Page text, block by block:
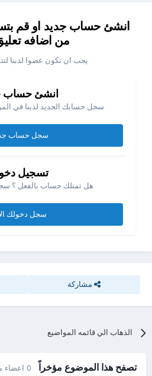
انشئ حساب جديد او قم
من اضافه
يجب ان تكون عضوا لدينا
انشئ حساب
سجل حسابك الجديد لدينا في
سجل حساب
تسجيل
هل تمتلك حساب بالفعل ؟
سجل دخولك
مشاركة
الذهاب الي قائمه المواضيع
تصفح هذا الموضوع مؤخراً 0 اعضاء متواجدين الان